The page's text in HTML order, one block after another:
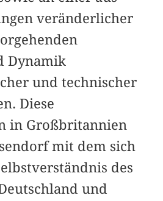
veränderlicher
Dynamik
und technischer
Diese
in Großbritannien
mit dem sich
des
und